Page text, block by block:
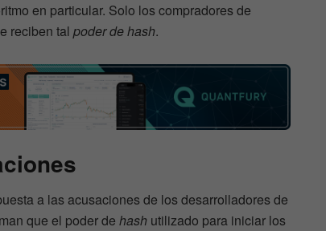
en particular. Solo los compradores de
reciben tal poder de hash.
a las acusaciones de los desarrolladores de
que el poder de hash utilizado para iniciar los